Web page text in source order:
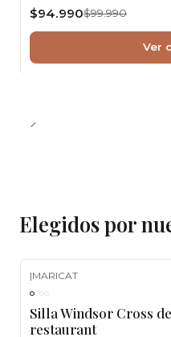
$94.990$99.990
Ver
Elegidos por
|MARICAT
Silla Windsor Cross
restaurant